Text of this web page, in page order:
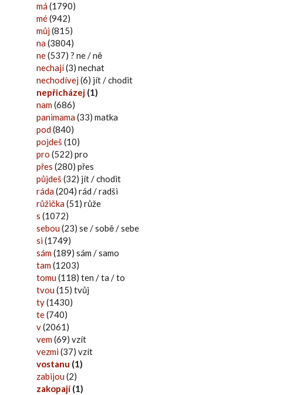
má(1790)
mé(942)
můj(815)
na(3804)
ne(537) ? ne / ně
nechají(3) nechat
nechodívej(6) jít / chodit
nepřicházej (1)
nam(686)
panimama(33) matka
pod(840)
pojdeš (10)
pro (522) pro
přes (280) přes
půjdeš (32) jít / chodit
ráda(204) rád / radši
růžička(51) růže
s (1072)
sebou(23) se / sobě / sebe
si(1749)
sám(189) sám / samo
tam(1203)
tomu(118) ten / ta / to
tvou(15) tvůj
ty(1430)
te(740)
v(2061)
vem(69) vzít
vezmi(37) vzít
vostanu (1)
zabijou(2)
zakopají(1)